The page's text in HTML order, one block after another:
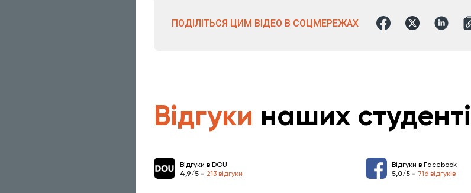
ПОДІЛІТЬСЯ ЦИМ ВІДЕО В СОЦМЕРЕЖАХ
Відгуки наших
Відгуки в DOU
4,9/5 - 213 відгуки
Відгуки в Facebook
5,0/5 - 716 відгуків